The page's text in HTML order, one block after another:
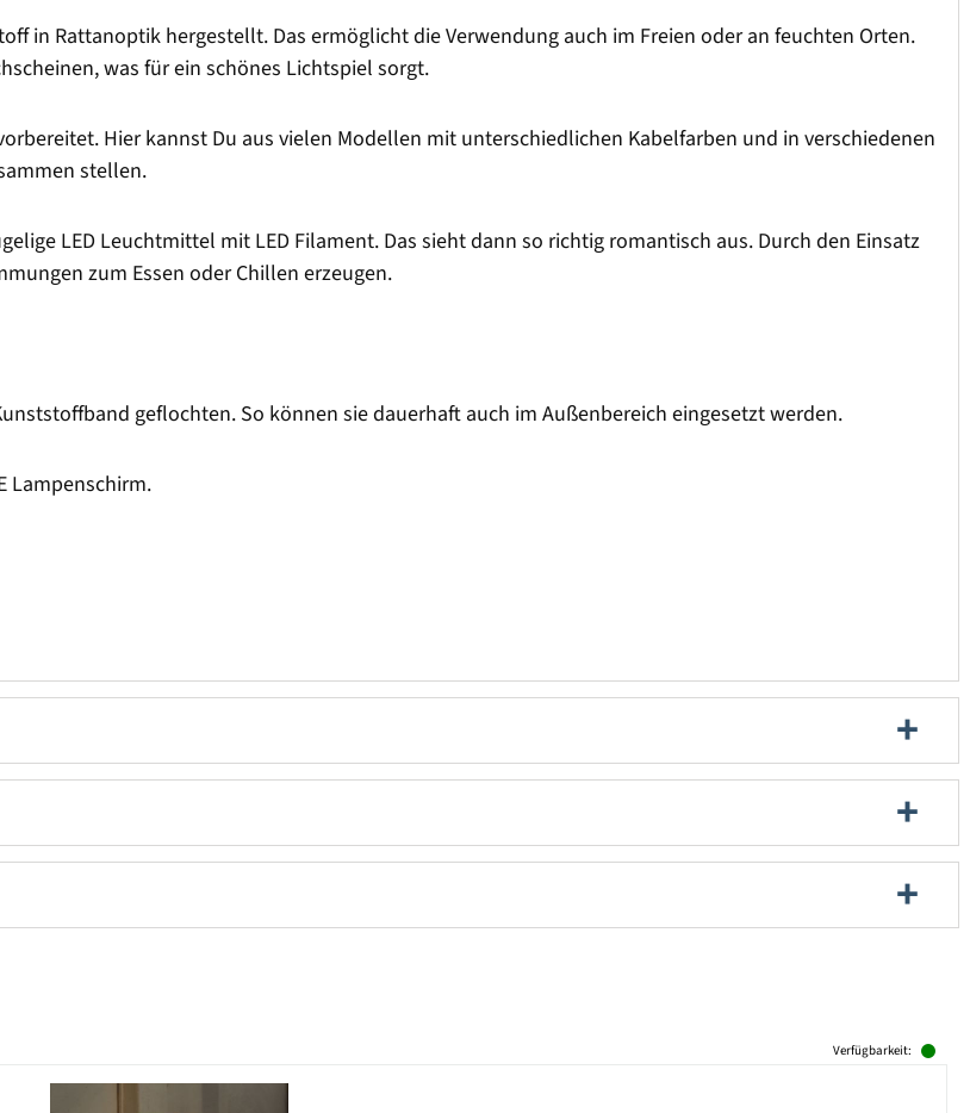
in Rattanoptik hergestellt. Das ermöglicht die Verwendung auch im Freien oder an feuchten Orten.
was für ein schönes Lichtspiel sorgt.
Hier kannst Du aus vielen Modellen mit unterschiedlichen Kabelfarben und in verschiedenen
stellen.
LED Leuchtmittel mit LED Filament. Das sieht dann so richtig romantisch aus. Durch den Einsatz
zum Essen oder Chillen erzeugen.
geflochten. So können sie dauerhaft auch im Außenbereich eingesetzt werden.
Lampenschirm.
Verfügbarkeit: